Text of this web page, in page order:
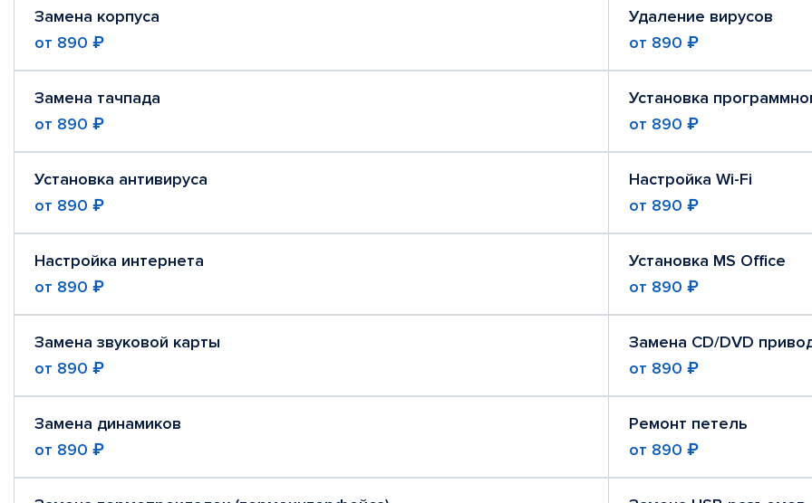
Замена корпуса
от 890 ₽
Удаление вирусов
от 890 ₽
Замена тачпада
от 890 ₽
Установка
от 890 ₽
Установка антивируса
от 890 ₽
Настройка Wi-Fi
от 890 ₽
Настройка интернета
от 890 ₽
Установка MS Office
от 890 ₽
Замена звуковой карты
от 890 ₽
Замена CD/DVD
от 890 ₽
Замена динамиков
от 890 ₽
Ремонт петель
от 890 ₽